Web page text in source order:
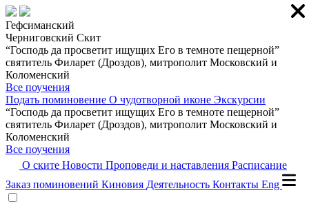
Гефсиманский
Черниговский Скит
“Господь да просветит ищущих Его в темноте пещерной”
святитель Филарет (Дроздов), митрополит Московский и
Коломенский
Все поучения
Подать поминовение О чудотворной иконе Экскурсии
“Господь да просветит ищущих Его в темноте пещерной”
святитель Филарет (Дроздов), митрополит Московский и
Коломенский
Все поучения
О ските Новости Проповеди и наставления Расписание
Заказ поминовений Киновия Деятельность Контакты Eng